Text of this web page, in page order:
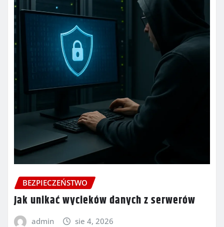
BEZPIECZEŃSTWO
Jak unikać wycieków danych z serwerów
admin sie 4, 2026